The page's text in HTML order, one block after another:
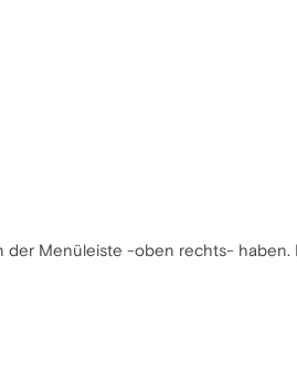
der Menüleiste -oben rechts-